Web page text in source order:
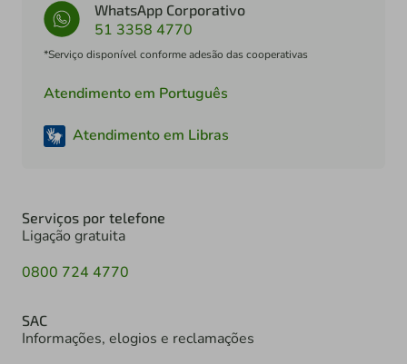
WhatsApp Corporativo
51 3358 4770
*Serviço disponível conforme adesão das cooperativas
Atendimento em Português
Atendimento em Libras
Serviços por telefone
Ligação gratuita
0800 724 4770
SAC
Informações, elogios e reclamações